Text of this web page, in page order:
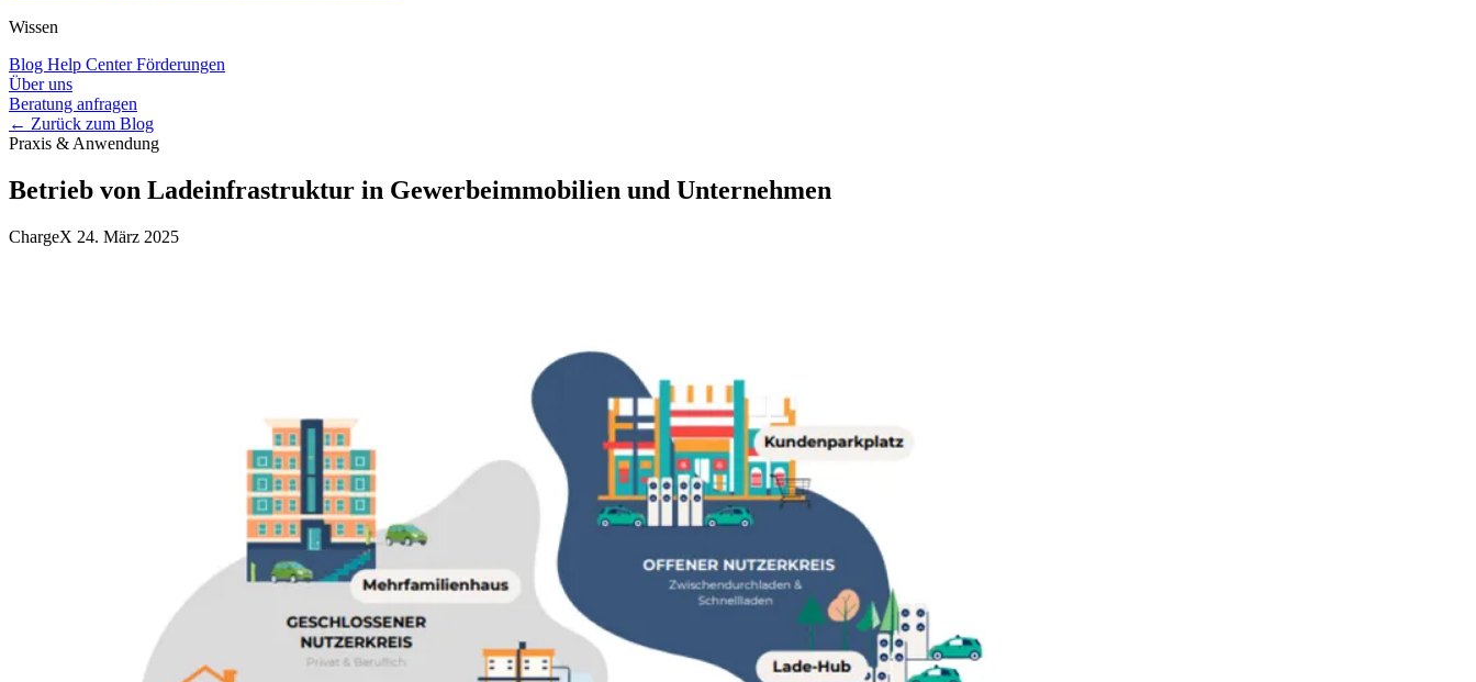
Wissen
Blog Help CenterFörderungen
Über uns
Beratung anfragen
← Zurück zum Blog
Praxis & Anwendung
Betrieb von Ladeinfrastruktur in Gewerbeimmobilien und Unternehmen
ChargeX 24. März 2025